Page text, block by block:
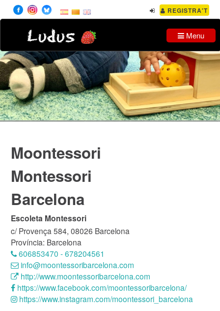
REGISTRA'T
Ludus Menu
Moontessori
Montessori
Barcelona
Escoleta Montessori
c/ Provença 584, 08026 Barcelona
Província: Barcelona
606853470 - 678204561
info@moontessoribarcelona.com
http://www.moontessoribarcelona.com
https://www.facebook.com/moontessoribarcelona/
https://www.instagram.com/moontessori_barcelona